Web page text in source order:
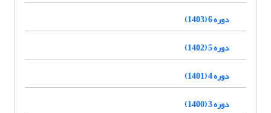
دوره 6 (1403)
دوره 5 (1402)
دوره 4 (1401)
دوره 3 (1400)